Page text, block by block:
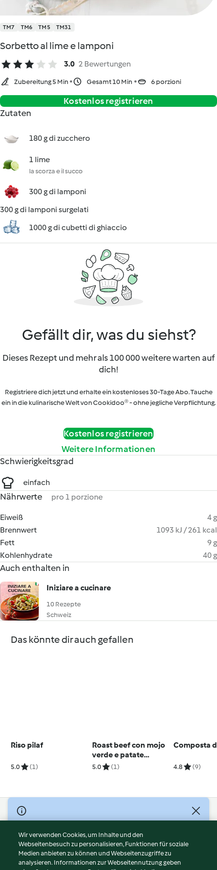
TM7 TM6 TM5 TM31
Sorbetto al lime e lamponi
3.0 2 Bewertungen
Zubereitung 5 Min Gesamt 10 Min 6 porzioni
Kostenlos registrieren
Zutaten
180 g di zucchero
1 lime
la scorza e il succo
300 g di lamponi
300 g di lamponi surgelati
1000 g di cubetti di ghiaccio
Gefällt dir, was du siehst?
Dieses Rezept und mehr als 100 000 weitere warten auf
dich!
Registriere dich jetzt und erhalte ein kostenloses 30-Tage Abo. Tauche
ein in die kulinarische Welt von Cookidoo® - ohne jegliche Verpflichtung.
Kostenlos registrieren
Weitere Informationen
Schwierigkeitsgrad
einfach
Nährwerte pro 1 porzione
Eiweiß
4 g
Brennwert
1093 kJ / 261 kcal
Fett
9 g
Kohlenhydrate
40 g
Auch enthalten in
Iniziare a cucinare
10 Rezepte
Schweiz
Das könnte dir auch gefallen
Riso pilaf
5.0 (1)
Roast beef con mojo
verde e patate
novelle
5.0 (1)
Composta
4.8 (9)
© Copyright 2026
Nutzungsbedingungen
Datenschutzrichtlinien
Disclaimer
Wir verwenden Cookies, um Inhalte und den
Webseitenbesuch zu personalisieren, Funktionen für soziale
Medien anbieten zu können und Webseitenzugriffe zu
analysieren. Informationen zur Webseitennutzung geben